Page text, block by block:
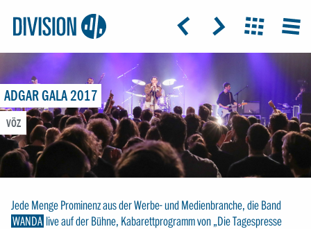
Logo:
Division4
ICON: ARROW-LEFT
ICON: ARROW-RIGHT
ICON:
ADGAR GALA 2017
VÖZ
Jede Menge Prominenz aus der Werbe- und Medienbranche, die Band
WANDA live auf der Bühne, Kabarettprogramm von „Die Tagespresse